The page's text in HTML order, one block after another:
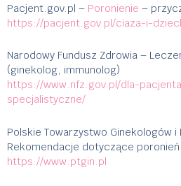
Pacjent.gov.pl – Poronienie –
https://pacjent.gov.pl/ciaza-i-
Narodowy Fundusz Zdrowia –
(ginekolog, immunolog)
https://www.nfz.gov.pl/dla-
specjalistyczne/
Polskie Towarzystwo Ginekologów i
Rekomendacje dotyczące
https://www.ptgin.pl